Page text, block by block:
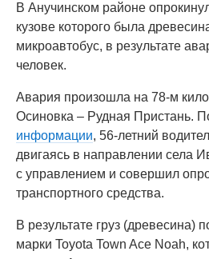
В Анучинском районе
кузове которого была
микроавтобус, в результате
человек.
Авария произошла на 78-м
Осиновка – Рудная Пристань.
информации, 56-летний
двигаясь в направлении села
с управлением и совершил
транспортного средства.
В результате груз (древесина)
марки Toyota Town Ace Noah,